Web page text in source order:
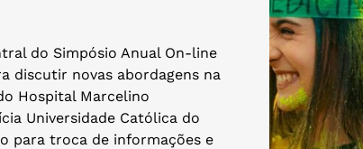
do Simpósio Anual On-line
discutir novas abordagens na
Hospital Marcelino
Universidade Católica do
para troca de informações e